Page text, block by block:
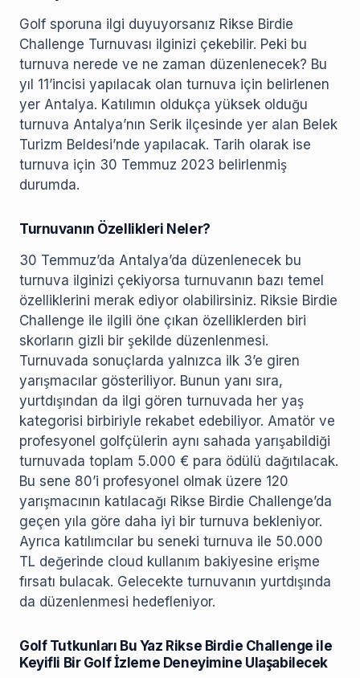
Golf sporuna ilgi duyuyorsanız Rikse Birdie
Challenge Turnuvası ilginizi çekebilir. Peki bu
turnuva nerede ve ne zaman düzenlenecek? Bu
yıl 11’incisi yapılacak olan turnuva için belirlenen
yer Antalya. Katılımın oldukça yüksek olduğu
turnuva Antalya’nın Serik ilçesinde yer alan Belek
Turizm Beldesi’nde yapılacak. Tarih olarak ise
turnuva için 30 Temmuz 2023 belirlenmiş
durumda.
Turnuvanın Özellikleri Neler?
30 Temmuz’da Antalya’da düzenlenecek bu
turnuva ilginizi çekiyorsa turnuvanın bazı temel
özelliklerini merak ediyor olabilirsiniz. Riksie Birdie
Challenge ile ilgili öne çıkan özelliklerden biri
skorların gizli bir şekilde düzenlenmesi.
Turnuvada sonuçlarda yalnızca ilk 3’e giren
yarışmacılar gösteriliyor. Bunun yanı sıra,
yurtdışından da ilgi gören turnuvada her yaş
kategorisi birbiriyle rekabet edebiliyor. Amatör ve
profesyonel golfçülerin aynı sahada yarışabildiği
turnuvada toplam 5.000 € para ödülü dağıtılacak.
Bu sene 80’i profesyonel olmak üzere 120
yarışmacının katılacağı Rikse Birdie Challenge’da
geçen yıla göre daha iyi bir turnuva bekleniyor.
Ayrıca katılımcılar bu seneki turnuva ile 50.000
TL değerinde cloud kullanım bakiyesine erişme
fırsatı bulacak. Gelecekte turnuvanın yurtdışında
da düzenlenmesi hedefleniyor.
Golf Tutkunları Bu Yaz Rikse Birdie Challenge ile
Keyifli Bir Golf İzleme Deneyimine Ulaşabilecek